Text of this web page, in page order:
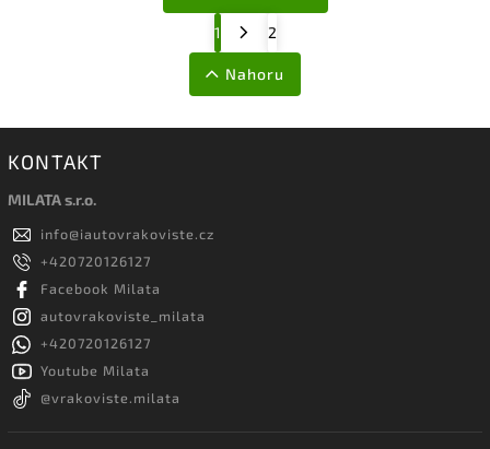
1 2
Nahoru
KONTAKT
MILATA s.r.o.
info@iautovrakoviste.cz
+420720126127
Facebook Milata
autovrakoviste_milata
+420720126127
Youtube Milata
@vrakoviste.milata